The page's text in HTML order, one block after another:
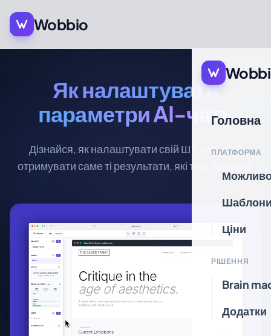
Wobbio
Головна
ПЛАТФОРМА
Ціни
РІШЕННЯ
Brain
Додатки
Як налаштувати
параметри AI-чату
Дізнайся, як налаштувати свій ШІ-чат, щоб
отримувати саме ті результати, які тобі потрібні.